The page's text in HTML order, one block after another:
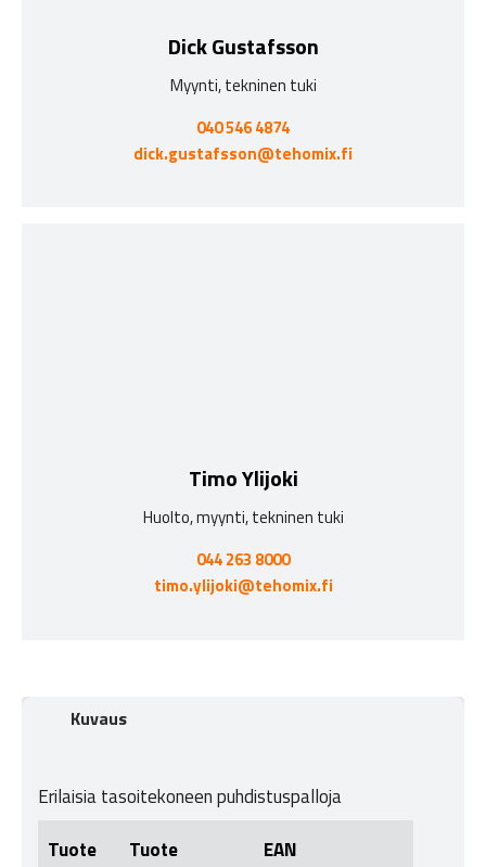
Dick Gustafsson
Myynti, tekninen tuki
040 546 4874
dick.gustafsson@tehomix.fi
Timo Ylijoki
Huolto, myynti, tekninen tuki
044 263 8000
timo.ylijoki@tehomix.fi
Kuvaus
Erilaisia tasoitekoneen puhdistuspalloja
Tuote
Tuote EAN